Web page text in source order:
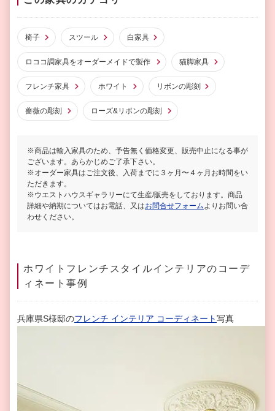
椅子 スツール 白家具
ロココ調家具をオーダーメイドで製作 猫脚家具
フレンチ家具 ホワイト リボンの彫刻
薔薇の彫刻 ローズ&リボンの彫刻
※商品は輸入家具のため、予告無く価格変更、販売中止になる事が
ございます。あらかじめご了承下さい。
※オーダー家具はご注文後、入荷までに３ヶ月〜４ヶ月お時間をい
ただきます。
※ウエストハウスギャラリーにて生産/販売をしております。商品
詳細や納期についてはお電話、又はお問合せフォーム よりお問い合
わせください。
ホワイトフレンチスタイルインテリアのコーデ
ィネート事例
兵庫県S様邸のフレンチ インテリア コーディネート写真